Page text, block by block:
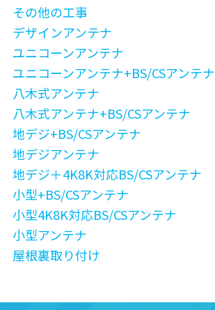
その他の工事
デザインアンテナ
ユニコーンアンテナ
ユニコーンアンテナ+BS/CSアンテナ
八木式アンテナ
八木式アンテナ+BS/CSアンテナ
地デジ+BS/CSアンテナ
地デジアンテナ
地デジ＋4K8K対応BS/CSアンテナ
小型+BS/CSアンテナ
小型4K8K対応BS/CSアンテナ
小型アンテナ
屋根裏取り付け